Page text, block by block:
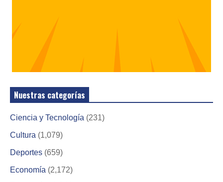
Nuestras categorías
Ciencia y Tecnología (231)
Cultura (1,079)
Deportes (659)
Economía (2,172)